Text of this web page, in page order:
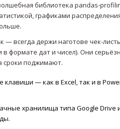
библиотека pandas-
графиками
— всегда держи наготове чек-
формате дат и чисел). Они
сроки поджимают.
клавиши — как в Excel, так и в
хранилища типа Google Drive